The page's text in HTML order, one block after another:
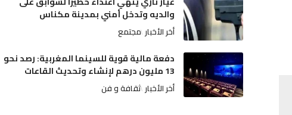
والديه وتدخل أمني بمدينة مكناس
أخر الأخبار مجتمع
دفعة مالية قوية للسينما المغربية: رصد نحو
13 مليون درهم لإنشاء وتحديث القاعات
أخر الأخبار ثقافة و فن